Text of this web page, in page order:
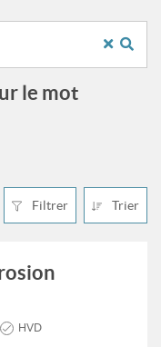
le mot
Filtrer Trier
HVD